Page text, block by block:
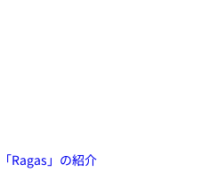
Ragas」の紹介